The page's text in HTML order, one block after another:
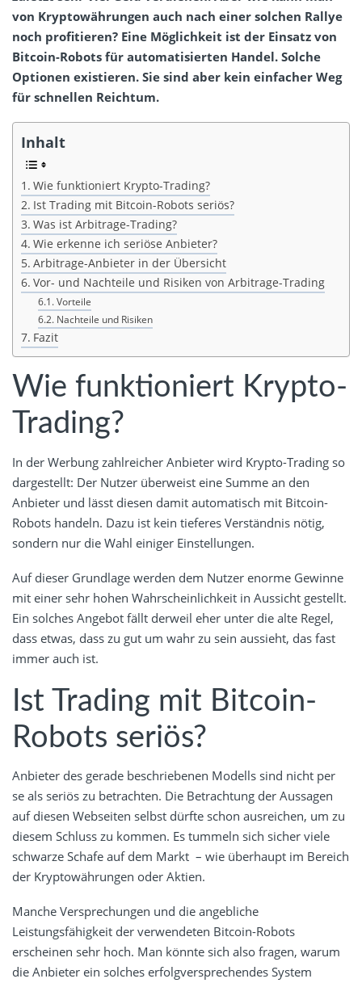
von Kryptowährungen auch nach einer solchen Rallye
noch profitieren? Eine Möglichkeit ist der Einsatz von
Bitcoin-Robots für automatisierten Handel. Solche
Optionen existieren. Sie sind aber kein einfacher Weg
für schnellen Reichtum.
Inhalt
Wie funktioniert Krypto-Trading?
Ist Trading mit Bitcoin-Robots seriös?
Was ist Arbitrage-Trading?
Wie erkenne ich seriöse Anbieter?
Arbitrage-Anbieter in der Übersicht
Vor- und Nachteile und Risiken von Arbitrage-Trading
Vorteile
Nachteile und Risiken
Fazit
Wie funktioniert Krypto-
Trading?
In der Werbung zahlreicher Anbieter wird Krypto-Trading so
dargestellt: Der Nutzer überweist eine Summe an den
Anbieter und lässt diesen damit automatisch mit Bitcoin-
Robots handeln. Dazu ist kein tieferes Verständnis nötig,
sondern nur die Wahl einiger Einstellungen.
Auf dieser Grundlage werden dem Nutzer enorme Gewinne
mit einer sehr hohen Wahrscheinlichkeit in Aussicht gestellt.
Ein solches Angebot fällt derweil eher unter die alte Regel,
dass etwas, dass zu gut um wahr zu sein aussieht, das fast
immer auch ist.
Ist Trading mit Bitcoin-
Robots seriös?
Anbieter des gerade beschriebenen Modells sind nicht per
se als seriös zu betrachten. Die Betrachtung der Aussagen
auf diesen Webseiten selbst dürfte schon ausreichen, um zu
diesem Schluss zu kommen. Es tummeln sich sicher viele
schwarze Schafe auf dem Markt – wie überhaupt im Bereich
der Kryptowährungen oder Aktien.
Manche Versprechungen und die angebliche
Leistungsfähigkeit der verwendeten Bitcoin-Robots
erscheinen sehr hoch. Man könnte sich also fragen, warum
die Anbieter ein solches erfolgversprechendes System